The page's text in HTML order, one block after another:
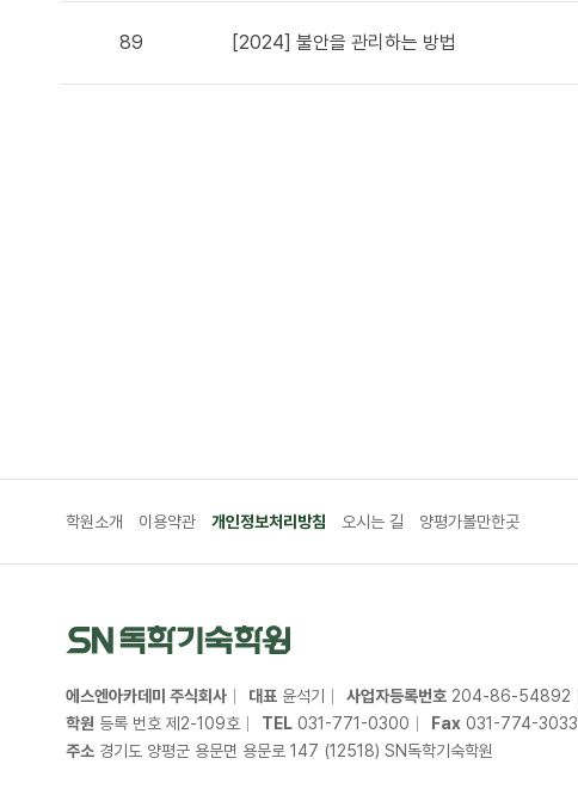
89 [2024] 불안을 관리하는 방법
학원소개 이용약관 개인정보처리방침 오시는 길 양평가볼만한곳
에스엔아카데미 주식회사 대표 윤석기 사업자등록번호 204-86-54892
학원 등록 번호 제2-109호 TEL 031 -771 -0300 Fax 031 -774-3033
주소 경기도 양평군 용문면 용문로 147 (12518) SN독학기숙학원